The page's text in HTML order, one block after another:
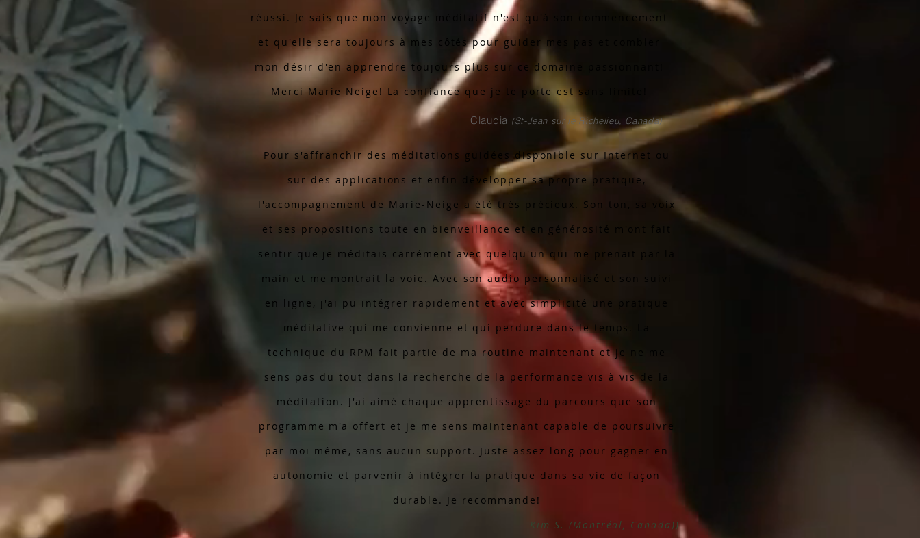
réussi. Je sais que mon voyage méditatif n'est qu'à son commencement
et qu'elle sera toujours à mes côtés pour guider mes pas et combler
mon désir d'en apprendre toujours plus sur ce domaine passionnant!
Merci Marie Neige! La confiance que je te porte est sans limite!
Pour s'affranchir des méditations guidées disponible sur Internet ou
sur des applications et enfin développer sa propre pratique,
l'accompagnement de Marie-Neige a été très précieux. Son ton, sa voix
et ses propositions toute en bienveillance et en générosité m'ont fait
sentir que je méditais carrément avec quelqu'un qui me prenait par la
main et me montrait la voie. Avec son audio personnalisé et son suivi
en ligne, j'ai pu intégrer rapidement et avec simplicité une pratique
méditative qui me convienne et qui perdure dans le temps. La
technique du RPM fait partie de ma routine maintenant et je ne me
sens pas du tout dans la recherche de la performance vis à vis de la
méditation. J'ai aimé chaque apprentissage du parcours que son
programme m'a offert et je me sens maintenant capable de poursuivre
par moi-même, sans aucun support. Juste assez long pour gagner en
autonomie et parvenir à intégrer la pratique dans sa vie de façon
durable. Je recommande!
Kim S. (Montréal, Canada))
Claudia (St-Jean sur le Richelieu, Canada)